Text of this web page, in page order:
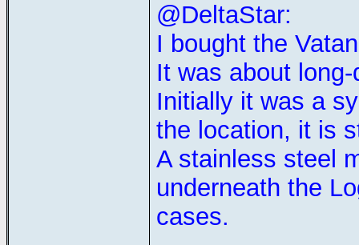
@DeltaStar:
I bought the
It was about
Initially it was a
the location, it is
A stainless steel
underneath the
cases.